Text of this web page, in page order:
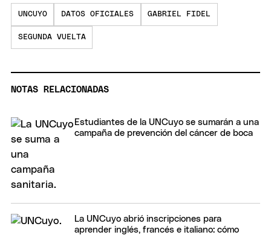
UNCUYO DATOS OFICIALES GABRIEL FIDEL
SEGUNDA VUELTA
NOTAS RELACIONADAS
Estudiantes de la UNCuyo se sumarán a una
campaña de prevención del cáncer de boca
La UNCuyo abrió inscripciones para
aprender inglés, francés e italiano: cómo